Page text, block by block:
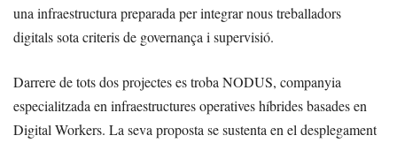
una infraestructura preparada per integrar nous treballadors
digitals sota criteris de governança i supervisió.
Darrere de tots dos projectes es troba NODUS, companyia
especialitzada en infraestructures operatives híbrides basades en
Digital Workers. La seva proposta se sustenta en el desplegament